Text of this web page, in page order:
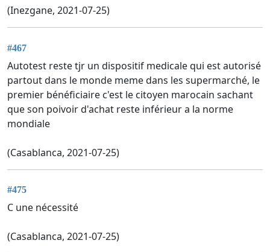
(Inezgane, 2021-07-25)
#467
Autotest reste tjr un dispositif medicale qui est autorisé
partout dans le monde meme dans les supermarché, le
premier bénéficiaire c'est le citoyen marocain sachant
que son poivoir d'achat reste inférieur a la norme
mondiale
(Casablanca, 2021-07-25)
#475
C une nécessité
(Casablanca, 2021-07-25)